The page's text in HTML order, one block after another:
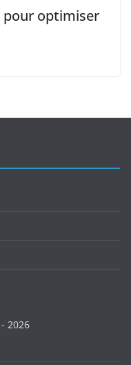
pour optimiser
2026